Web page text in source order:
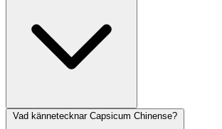
Vad kännetecknar Capsicum Chinense?